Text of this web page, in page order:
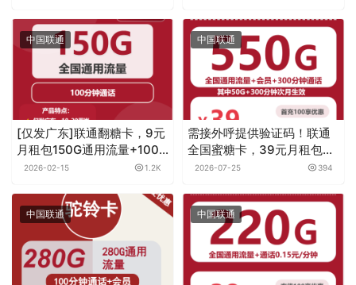
中国联通
[仅发广东]联通翻糖卡，9元
月租包150G通用流量+100
分钟通话
2026-02-15 1.2K
中国联通
需接外呼提供验证码！联通
全国蜜糖卡，39元月租包
550G+300分钟+会员
2026-07-25 394
中国联通 中国联通